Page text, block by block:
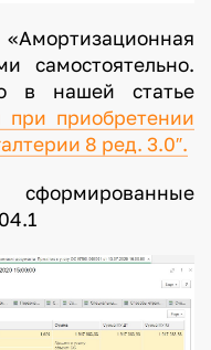
самостоятельно.
в нашей статье
приобретении
8 ред. 3.0″.